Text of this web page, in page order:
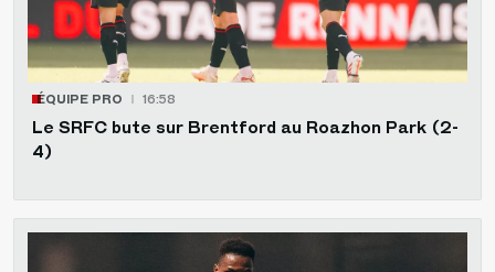
ÉQUIPE PRO 16:58
Le SRFC bute sur Brentford au Roazhon Park (2-
4)